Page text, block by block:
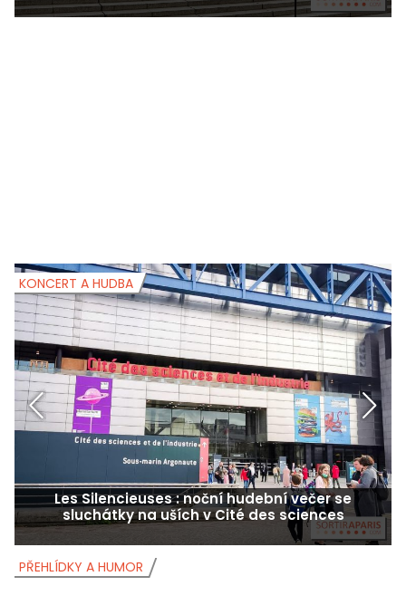
Les Silencieuses : noční hudební večer se
sluchátky na uších v Cité des sciences
KONCERT A HUDBA
PŘEHLÍDKY A HUMOR